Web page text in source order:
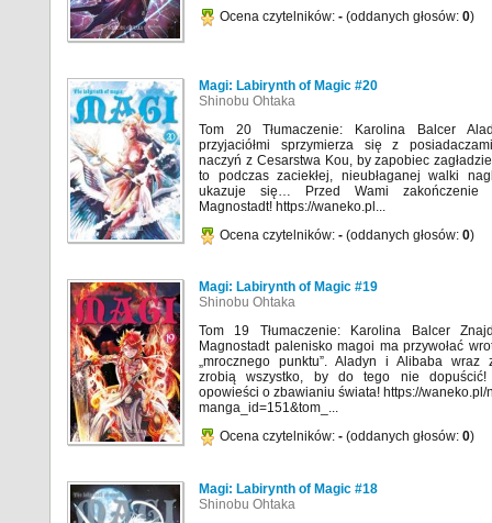
Ocena czytelników: - (oddanych głosów: 0)
Magi: Labirynth of Magic #20
Shinobu Ohtaka
Tom 20 Tłumaczenie: Karolina Balcer
przyjaciółmi sprzymierza się z
naczyń z Cesarstwa Kou, by zapobiec
to podczas zaciekłej, nieubłaganej walki
ukazuje się… Przed Wami zakończenie
Magnostadt! https://waneko.pl...
Ocena czytelników: - (oddanych głosów: 0)
Magi: Labirynth of Magic #19
Shinobu Ohtaka
Tom 19 Tłumaczenie: Karolina Balcer
Magnostadt palenisko magoi ma przywołać
„mrocznego punktu”. Aladyn i Alibaba wraz
zrobią wszystko, by do tego nie
opowieści o zbawianiu świata! https://waneko.pl/
manga_id=151&tom_...
Ocena czytelników: - (oddanych głosów: 0)
Magi: Labirynth of Magic #18
Shinobu Ohtaka